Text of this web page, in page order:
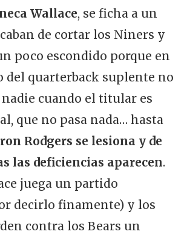
Wallace, se ficha a un
de cortar los Niners y
poco escondido porque en
del quarterback suplente no
cuando el titular es
que no pasa nada… hasta
Rodgers se lesiona y de
las deficiencias aparecen.
juega un partido
decirlo finamente) y los
contra los Bears un